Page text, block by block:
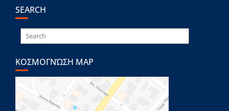
SEARCH
ΚΟΣΜΟΓΝΏΣΗ MAP